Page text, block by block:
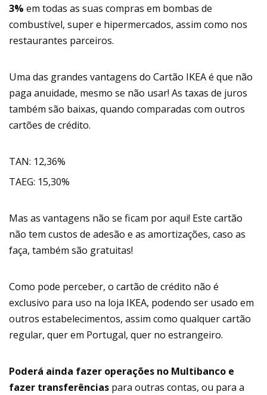
3% em todas as suas compras em bombas de
combustível, super e hipermercados, assim como nos
restaurantes parceiros.
Uma das grandes vantagens do Cartão IKEA é que não
paga anuidade, mesmo se não usar! As taxas de juros
também são baixas, quando comparadas com outros
cartões de crédito.
TAN: 12,36%
TAEG: 15,30%
Mas as vantagens não se ficam por aqui! Este cartão
não tem custos de adesão e as amortizações, caso as
faça, também são gratuitas!
Como pode perceber, o cartão de crédito não é
exclusivo para uso na loja IKEA, podendo ser usado em
outros estabelecimentos, assim como qualquer cartão
regular, quer em Portugal, quer no estrangeiro.
Poderá ainda fazer operações no Multibanco e
fazer transferências para outras contas, ou para a